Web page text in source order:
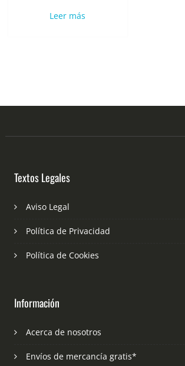
Leer más
Textos Legales
Aviso Legal
Política de Privacidad
Política de Cookies
Información
Acerca de nosotros
Envíos de mercancía gratis*